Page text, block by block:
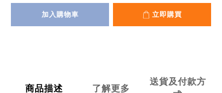
加入購物車 立即購買
商品描述 了解更多
送貨及付款方